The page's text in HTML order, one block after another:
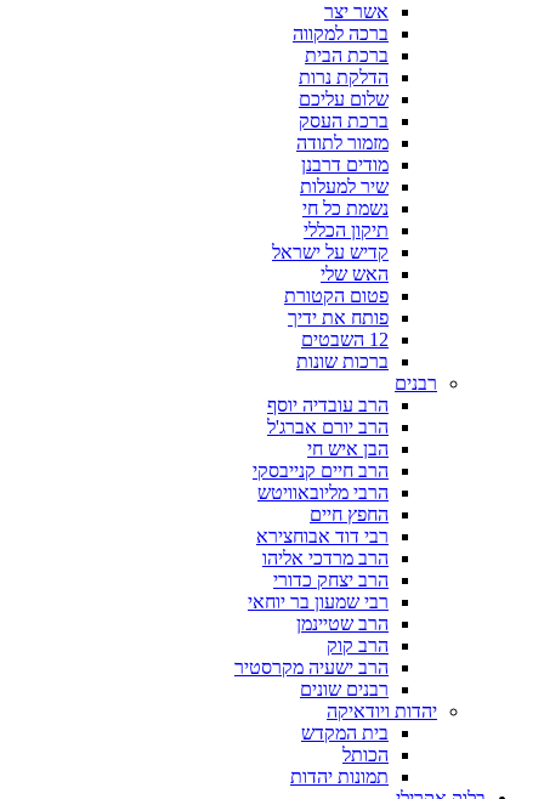
אשר יצר
ברכה למקווה
ברכת הבית
הדלקת נרות
שלום עליכם
ברכת העסק
מזמור לתודה
מודים דרבנן
שיר למעלות
נשמת כל חי
תיקון הכללי
קדיש על ישראל
האש שלי
פטום הקטורת
פותח את ידיך
12 השבטים
ברכות שונות
רבנים
הרב עובדיה יוסף
הרב יורם אברג'ל
הבן איש חי
הרב חיים קנייבסקי
הרבי מליובאוויטש
החפץ חיים
רבי דוד אבוחצירא
הרב מרדכי אליהו
הרב יצחק כדורי
רבי שמעון בר יוחאי
הרב שטיינמן
הרב קוק
הרב ישעיה מקרסטיר
רבנים שונים
יהדות ויודאיקה
בית המקדש
הכותל
תמונות יהדות